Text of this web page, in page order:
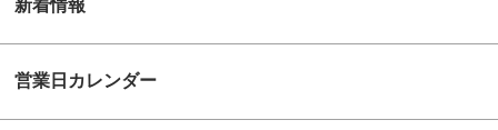
新着情報
営業日カレンダー